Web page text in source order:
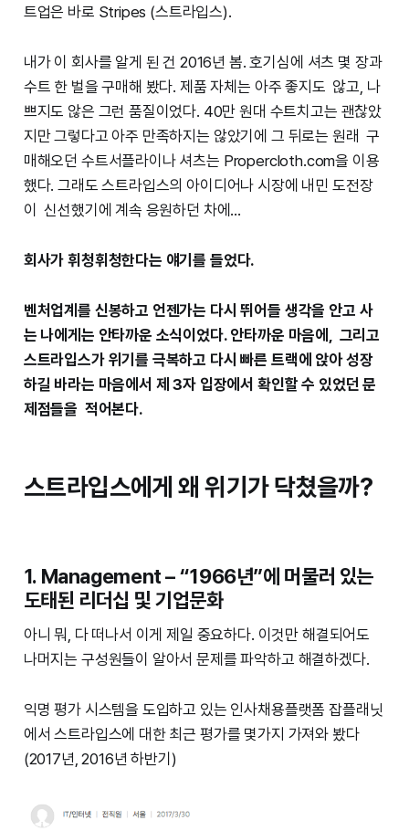
트업은 바로 Stripes (스트라입스).
내가 이 회사를 알게 된 건 2016년 봄. 호기심에 셔츠 몇 장과
수트 한 벌을 구매해 봤다. 제품 자체는 아주 좋지도 않고, 나
쁘지도 않은 그런 품질이었다. 40만 원대 수트치고는 괜찮았
지만 그렇다고 아주 만족하지는 않았기에 그 뒤로는 원래 구
매해오던 수트서플라이나 셔츠는 Propercloth.com을 이용
했다. 그래도 스트라입스의 아이디어나 시장에 내민 도전장
이 신선했기에 계속 응원하던 차에…
회사가 휘청휘청한다는 얘기를 들었다.
벤처업계를 신봉하고 언젠가는 다시 뛰어들 생각을 안고 사
는 나에게는 안타까운 소식이었다. 안타까운 마음에, 그리고
스트라입스가 위기를 극복하고 다시 빠른 트랙에 앉아 성장
하길 바라는 마음에서 제 3자 입장에서 확인할 수 있었던 문
제점들을 적어본다.
스트라입스에게 왜 위기가 닥쳤을까?
1. Management – “1966년”에 머물러 있는
도태된 리더십 및 기업문화
아니 뭐, 다 떠나서 이게 제일 중요하다. 이것만 해결되어도
나머지는 구성원들이 알아서 문제를 파악하고 해결하겠다.
익명 평가 시스템을 도입하고 있는 인사채용플랫폼 잡플래닛
에서 스트라입스에 대한 최근 평가를 몇가지 가져와 봤다
(2017년, 2016년 하반기)